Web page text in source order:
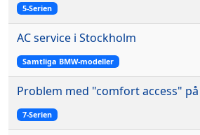
5-Serien
AC service i Stockholm
Samtliga BMW-modeller
Problem med "comfort access" på
7-Serien